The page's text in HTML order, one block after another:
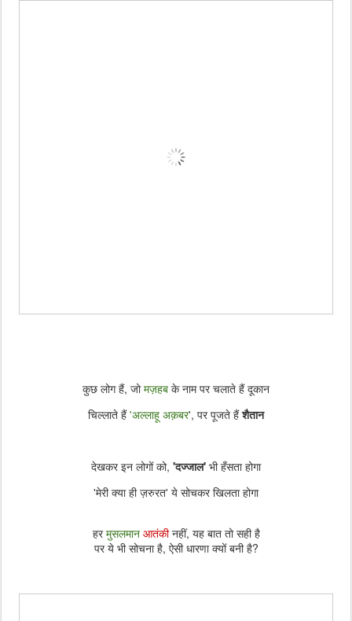
कुछ लोग हैं, जोमज़हब के नाम पर चलाते हैं दूकान
चिल्लाते हैं'अल्लाहू अक़बर', पर पूजते हैंशैतान
देखकर इन लोगों को, 'दज्जाल' भी हँसता होगा
'मेरी क्या ही ज़रुरत' ये सोचकर खिलता होगा
हरमुसलमान आतंकीनहीं, यह बात तो सही है
पर ये भी सोचना है, ऐसी धारणा क्यों बनी है?